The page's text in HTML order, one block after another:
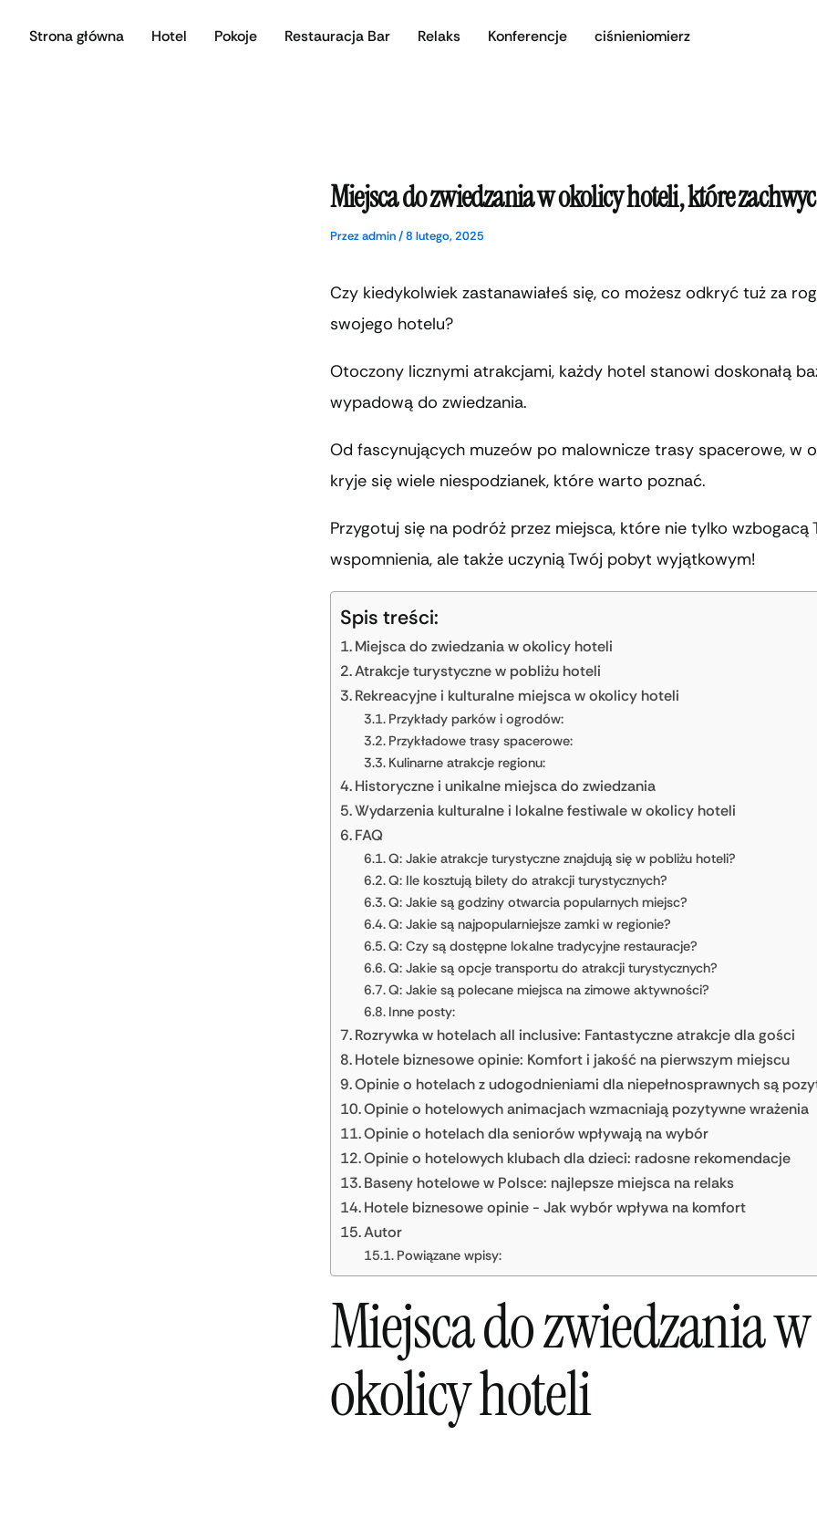
Strona główna Hotel Pokoje Restauracja Bar Relaks Konferencje ciśnieniomierz
Miejsca do zwiedzania w okolicy hoteli, które
Przezadmin/8 lutego, 2025
Czy kiedykolwiek zastanawiałeś się, co możesz odkryć tuż za
swojego hotelu?
Otoczony licznymi atrakcjami, każdy hotel stanowi doskonałą
wypadową do zwiedzania.
Od fascynujących muzeów po malownicze trasy spacerowe, w
kryje się wiele niespodzianek, które warto poznać.
Przygotuj się na podróż przez miejsca, które nie tylko wzbogacą
wspomnienia, ale także uczynią Twój pobyt wyjątkowym!
Spis treści:
Miejsca do zwiedzania w okolicy hoteli
Atrakcje turystyczne w pobliżu hoteli
Rekreacyjne i kulturalne miejsca w okolicy hoteli
Przykłady parków i ogrodów:
Przykładowe trasy spacerowe:
Kulinarne atrakcje regionu:
Historyczne i unikalne miejsca do zwiedzania
Wydarzenia kulturalne i lokalne festiwale w okolicy hoteli
FAQ
Q: Jakie atrakcje turystyczne znajdują się w pobliżu hoteli?
Q: Ile kosztują bilety do atrakcji turystycznych?
Q: Jakie są godziny otwarcia popularnych miejsc?
Q: Jakie są najpopularniejsze zamki w regionie?
Q: Czy są dostępne lokalne tradycyjne restauracje?
Q: Jakie są opcje transportu do atrakcji turystycznych?
Q: Jakie są polecane miejsca na zimowe aktywności?
Inne posty:
Rozrywka w hotelach all inclusive: Fantastyczne atrakcje dla gości
Hotele biznesowe opinie: Komfort i jakość na pierwszym miejscu
Opinie o hotelach z udogodnieniami dla niepełnosprawnych są
Opinie o hotelowych animacjach wzmacniają pozytywne wrażenia
Opinie o hotelach dla seniorów wpływają na wybór
Opinie o hotelowych klubach dla dzieci: radosne rekomendacje
Baseny hotelowe w Polsce: najlepsze miejsca na relaks
Hotele biznesowe opinie - Jak wybór wpływa na komfort
Autor
Powiązane wpisy:
Miejsca do zwiedzania w
okolicy hoteli